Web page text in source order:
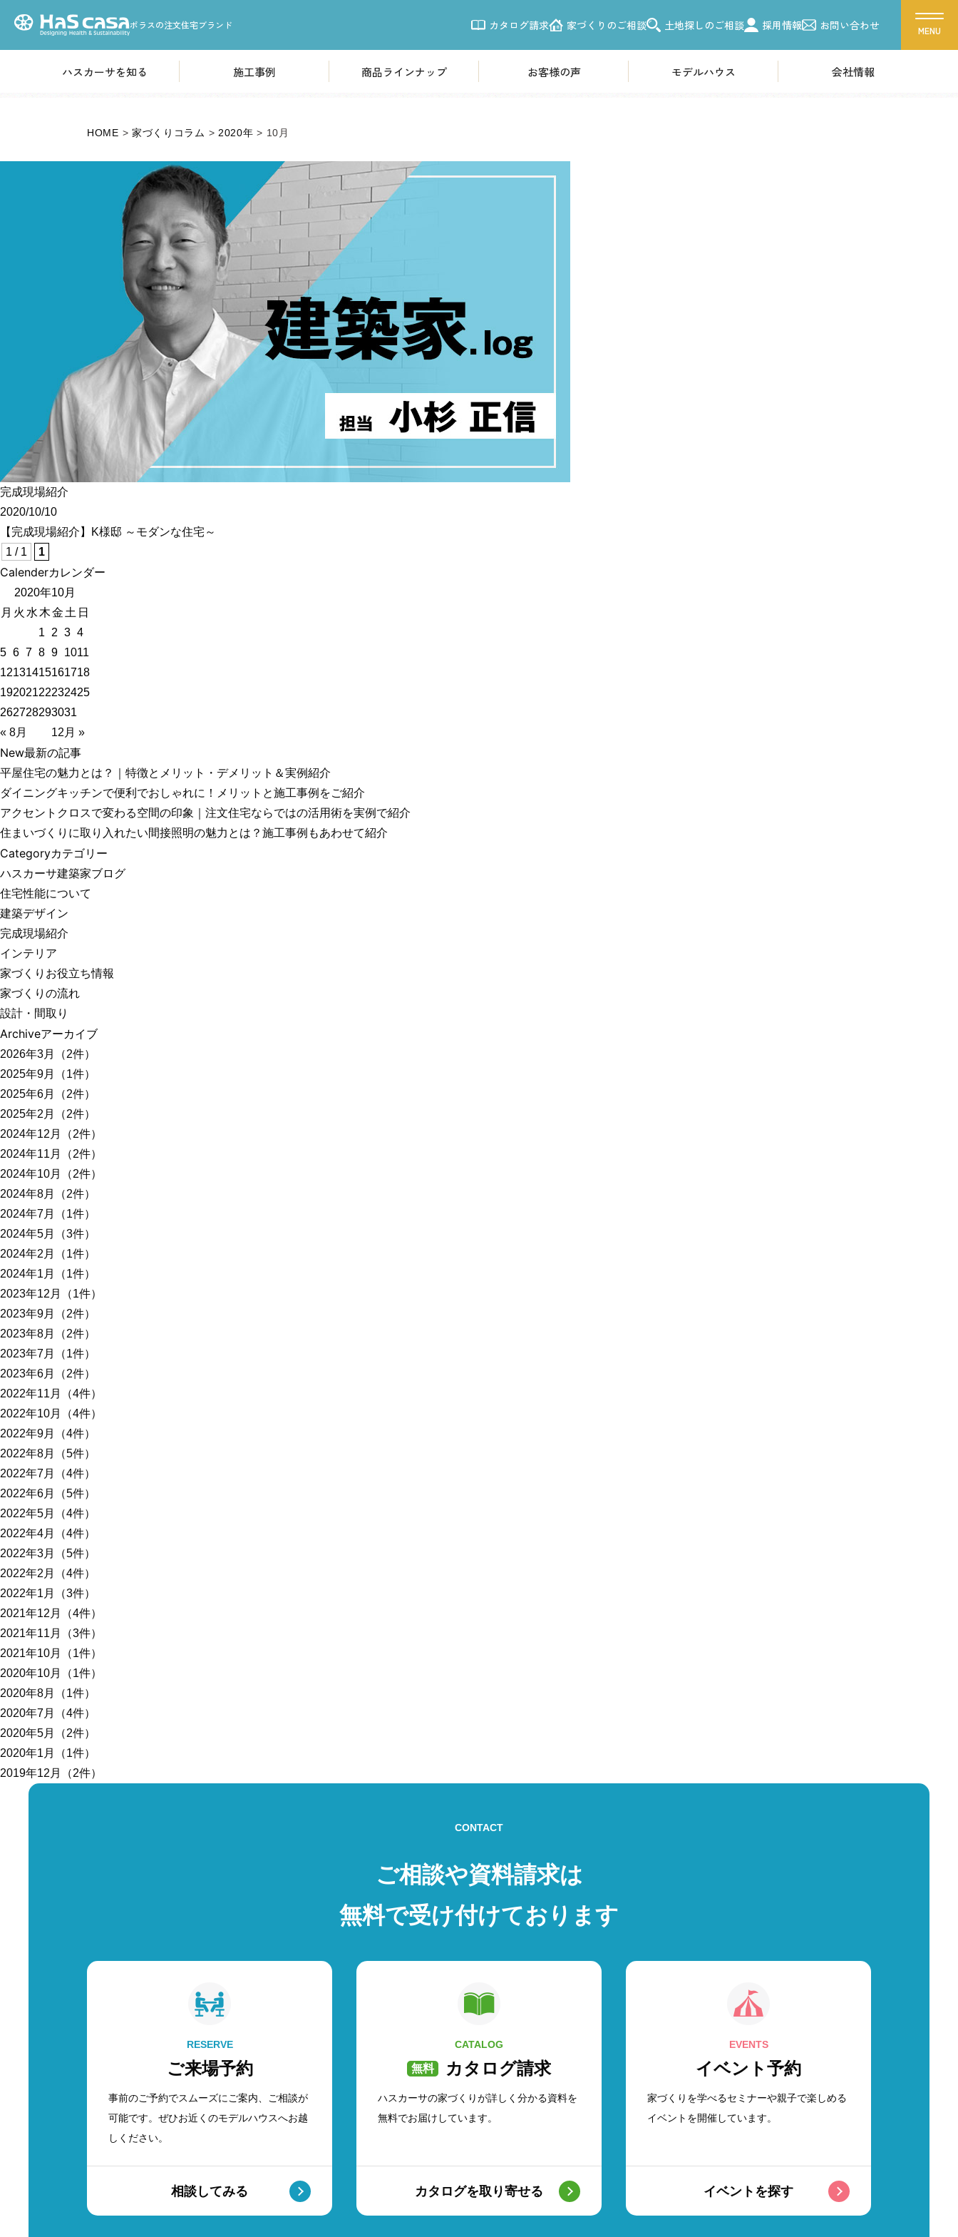
ポラスの注文住宅ブランド カタログ請求 家づくりのご相談 土地探しのご相談 採用情報 お問い合わせ
ハスカーサを知る 施工事例 商品ラインナップ お客様の声 モデルハウス 会社情報
ハスカーサについて
性能について
火災から家を守る
デザインについて
素材のこだわり
収納のこだわり
ポラスグループについて
施工・人材
保証・アフターメンテナス
商品ラインナップ
シンプルモダン「CASSA」
モデルハウス
土地をお探しの方
BLOG
HOME > 家づくりコラム > 2020年 > 10月
完成現場紹介
2020/10/10
【完成現場紹介】K様邸 ～モダンな住宅～
1 / 1
1
Calenderカレンダー
2020年10月
月 火 水 木金 土 日
« 8月 12月 »
1 2 3 4
5 6 7 8 9 1011
12131415161718
19202122232425
262728293031
New最新の記事
平屋住宅の魅力とは？｜特徴とメリット・デメリット＆実例紹介
ダイニングキッチンで便利でおしゃれに！メリットと施工事例をご紹介
アクセントクロスで変わる空間の印象｜注文住宅ならではの活用術を実例で紹介
住まいづくりに取り入れたい間接照明の魅力とは？施工事例もあわせて紹介
Categoryカテゴリー
ハスカーサ建築家ブログ
住宅性能について
建築デザイン
完成現場紹介
インテリア
家づくりお役立ち情報
家づくりの流れ
設計・間取り
Archiveアーカイブ
2026年3月（2件）
2025年9月（1件）
2025年6月（2件）
2025年2月（2件）
2024年12月（2件）
2024年11月（2件）
2024年10月（2件）
2024年8月（2件）
2024年7月（1件）
2024年5月（3件）
2024年2月（1件）
2024年1月（1件）
2023年12月（1件）
2023年9月（2件）
2023年8月（2件）
2023年7月（1件）
2023年6月（2件）
2022年11月（4件）
2022年10月（4件）
2022年9月（4件）
2022年8月（5件）
2022年7月（4件）
2022年6月（5件）
2022年5月（4件）
2022年4月（4件）
2022年3月（5件）
2022年2月（4件）
2022年1月（3件）
2021年12月（4件）
2021年11月（3件）
2021年10月（1件）
2020年10月（1件）
2020年8月（1件）
2020年7月（4件）
2020年5月（2件）
2020年1月（1件）
2019年12月（2件）
CONTACT
ご相談や資料請求は
無料で受け付けております
RESERVE
ご来場予約
事前のご予約でスムーズにご案内、ご相談が
可能です。ぜひお近くのモデルハウスへお越
しください。
相談してみる
CATALOG
カタログ請求
ハスカーサの家づくりが詳しく分かる資料を
無料でお届けしています。
カタログを取り寄せる
EVENTS
イベント予約
家づくりを学べるセミナーや親子で楽しめる
イベントを開催しています。
イベントを探す